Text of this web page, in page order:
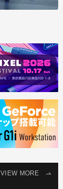
VIEW MORE